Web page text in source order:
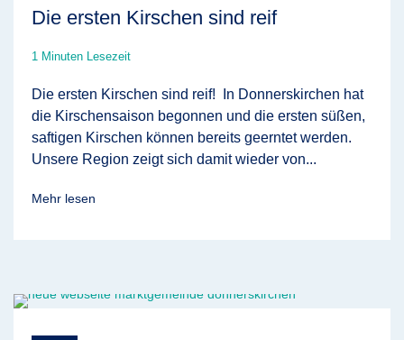
Die ersten Kirschen sind reif
1 Minuten Lesezeit
Die ersten Kirschen sind reif! In Donnerskirchen hat
die Kirschensaison begonnen und die ersten süßen,
saftigen Kirschen können bereits geerntet werden.
Unsere Region zeigt sich damit wieder von...
Mehr lesen